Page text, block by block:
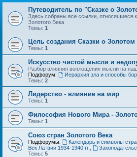
Путеводитель по "Сказке о
Здесь собраны все ссылки, относящиеся
Золотого Века
Темы: 1
Цель создания Сказки о Золотом
Темы: 1
Искусство чистой мысли и
Разбор влияния воплощения мысли на
Подфорум:
Иерархия зла и способы
Темы: 2
Лидерство - влияние на мир
Темы: 1
Философия Нового Мира -
Темы: 1
Cоюз стран Золотого Века
Подфорумы: Календарь и символы
Век Латвии 1934-1940 гг.
Темы: 5